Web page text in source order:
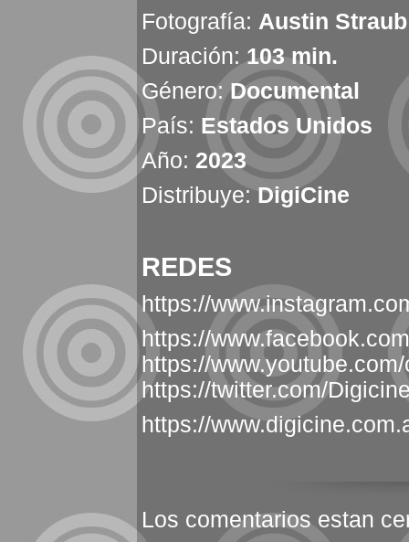
Fotografía: Austin Straub
Duración:103 min.
Género:Documental
País: Estados Unidos
Año: 2023
Distribuye:DigiCine
REDES
https://
https://
https://
https://twitter.com/
https://
Los comentarios estan